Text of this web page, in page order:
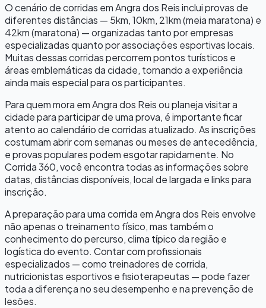
O cenário de corridas emAngra dos Reisinclui provas de
diferentes distâncias — 5km, 10km, 21km (meia maratona) e
42km (maratona) — organizadas tanto por empresas
especializadas quanto por associações esportivas locais.
Muitas dessas corridas percorrem pontos turísticos e
áreas emblemáticas da cidade, tornando a experiência
ainda mais especial para os participantes.
Para quem mora emAngra dos Reisou planeja visitar a
cidade para participar de uma prova, é importante ficar
atento ao calendário de corridas atualizado. As inscrições
costumam abrir com semanas ou meses de antecedência,
e provas populares podem esgotar rapidamente. No
Corrida 360, você encontra todas as informações sobre
datas, distâncias disponíveis, local de largada e links para
inscrição.
A preparação para uma corrida emAngra dos Reis envolve
não apenas o treinamento físico, mas também o
conhecimento do percurso, clima típico da região e
logística do evento. Contar com profissionais
especializados — como treinadores de corrida,
nutricionistas esportivos e fisioterapeutas — pode fazer
toda a diferença no seu desempenho e na prevenção de
lesões.